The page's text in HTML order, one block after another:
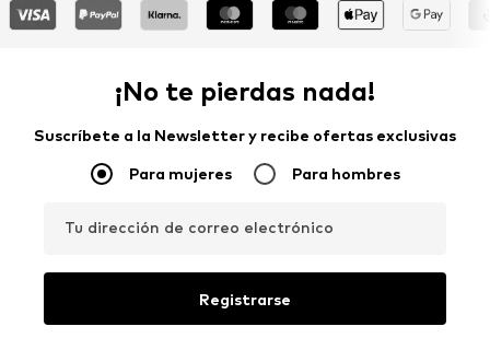
¡No te pierdas nada!
Suscríbete a la Newsletter y recibe ofertas exclusivas
Para mujeres Para hombres
Tu dirección de correo electrónico
Registrarse